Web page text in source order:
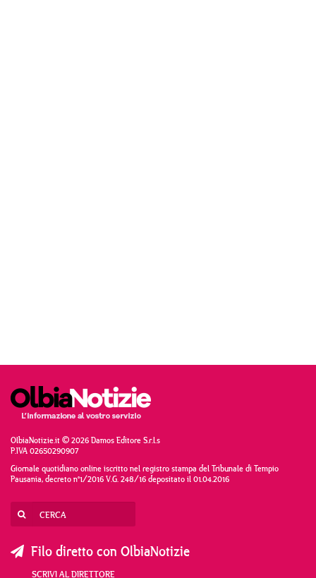
OlbiaNotizie.it © 2026 Damos Editore S.r.l.s
P.IVA 02650290907
Giornale quotidiano online iscritto nel registro stampa del Tribunale di Tempio
Pausania, decreto n°1/2016 V.G. 248/16 depositato il 01.04.2016
Filo diretto con OlbiaNotizie
SCRIVI AL DIRETTORE